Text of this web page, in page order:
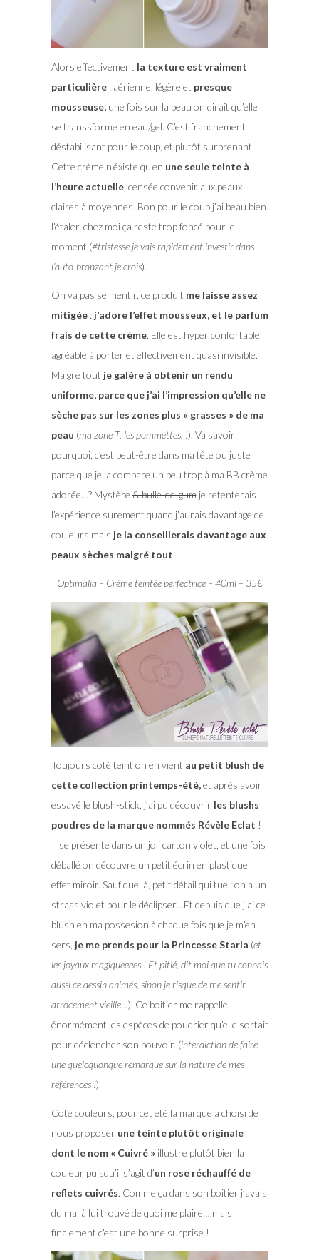
Alors effectivement la texture est vraiment
particulière: aérienne, légère et presque
mousseuse,une fois sur la peau on dirait qu’elle
se transsforme en eau/gel. C’est franchement
déstabilisant pour le coup, et plutôt surprenant !
Cette crème n’éxiste qu’en une seule teinte à
l’heure actuelle, censée convenir aux peaux
claires à moyennes. Bon pour le coup j’ai beau bien
l’étaler, chez moi ça reste trop foncé pour le
moment (#tristesse je vais rapidement investir dans
l’auto-bronzant je crois).
On va pas se mentir, ce produit me laisse assez
mitigée: j’adore l’effet mousseux, et le parfum
frais de cette crème. Elle est hyper confortable,
agréable à porter et effectivement quasi invisible.
Malgré tout je galère à obtenir un rendu
uniforme, parce que j’ai l’impression qu’elle ne
sèche pas sur les zones plus « grasses » de ma
peau (ma zone T, les pommettes…). Va savoir
pourquoi, c’est peut-être dans ma tête ou juste
parce que je la compare un peu trop à ma BB crème
adorée…? Mystère& bulle-de-gumje retenterais
l’expérience surement quand j’aurais davantage de
couleurs mais je la conseillerais davantage aux
peaux sèches malgré tout !
Optimalia – Crème teintée perfectrice – 40ml – 35€
Toujours coté teint on en vient au petit blush de
cette collection printemps-été,et après avoir
essayé le blush-stick, j’ai pu découvrir les blushs
poudres de la marque nommés Révèle Eclat !
Il se présente dans un joli carton violet, et une fois
déballé on découvre un petit écrin en plastique
effet miroir. Sauf que là, petit détail qui tue : on a un
strass violet pour le déclipser…Et depuis que j’ai ce
blush en ma possesion à chaque fois que je m’en
sers, je me prends pour la Princesse Starla (et
les joyaux magiqueeees ! Et pitié, dit moi que tu connais
aussi ce dessin animés, sinon je risque de me sentir
atrocement vieille…). Ce boitier me rappelle
énormément les espèces de poudrier qu’elle sortait
pour déclencher son pouvoir. (interdiction de faire
une quelcquonque remarque sur la nature de mes
références !).
Coté couleurs, pour cet été la marque a choisi de
nous proposer une teinte plutôt originale
dont le nom « Cuivré »illustre plutôt bien la
couleur puisqu’il s’agit d’un rose réchauffé de
reflets cuivrés. Comme ça dans son boitier j’avais
du mal à lui trouvé de quoi me plaire….mais
finalement c’est une bonne surprise !